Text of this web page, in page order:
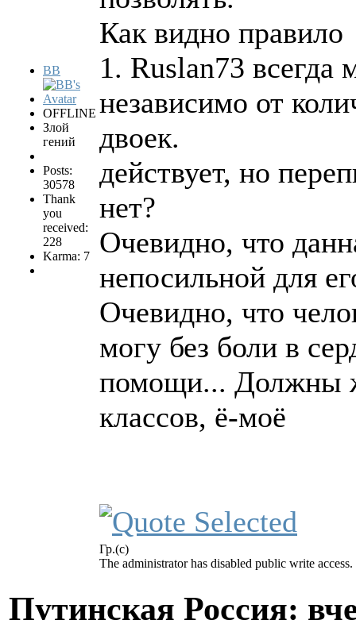
BB
OFFLINE
Злой
гений
Posts:
30578
Thank
you
received:
228
Karma: 7
Как видно правило
1. Ruslan73 всегда
независимо от
двоек.
действует, но
нет?
Очевидно, что
непосильной для
Очевидно, что
могу без боли в
помощи... Должны
классов, ё-моё
Гр.(с)
The administrator has disabled public write access.
Путинская Россия: